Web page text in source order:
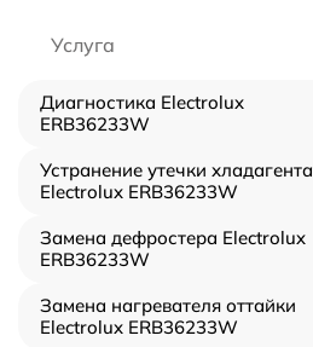
Услуга
Диагностика Electrolux
ERB36233W
Устранение утечки хладагента
Electrolux ERB36233W
Замена дефростера Electrolux
ERB36233W
Замена нагревателя оттайки
Electrolux ERB36233W